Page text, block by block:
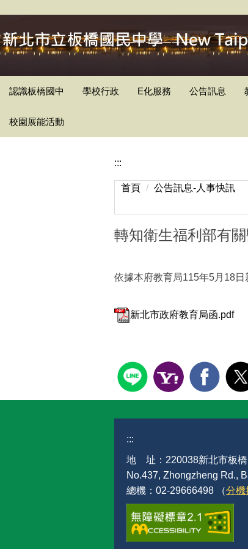
主
要
區
認識板橋國中 學校行政 E化服務 公告訊息
校園展能活動
:::
首頁 公告訊息-人事快訊
轉知衛生福利部有
依據本府教育局115年5月18
新北市政府教育局函.pdf
:::
地 址：220038新北市板橋
No.437, Zhongzheng Rd.,
總機：02-29666498 （分機